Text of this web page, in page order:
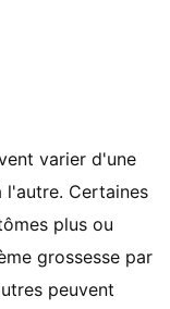
varier d'une
l'autre. Certaines
plus ou
grossesse par
peuvent